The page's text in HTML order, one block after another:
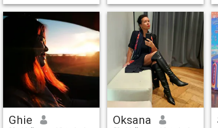
something real. Bonus points
if you can
negative energy or are not
genui
Ghie Oksana